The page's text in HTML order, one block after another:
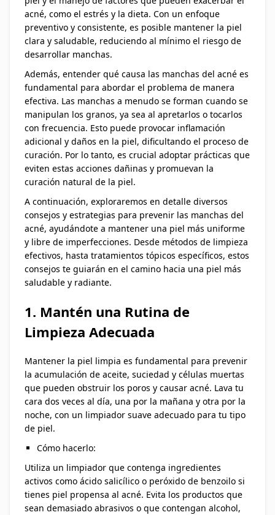
acné, como el estrés y la dieta. Con un enfoque
preventivo y consistente, es posible mantener la piel
clara y saludable, reduciendo al mínimo el riesgo de
desarrollar manchas.
Además, entender qué causa las manchas del acné es
fundamental para abordar el problema de manera
efectiva. Las manchas a menudo se forman cuando se
manipulan los granos, ya sea al apretarlos o tocarlos
con frecuencia. Esto puede provocar inflamación
adicional y daños en la piel, dificultando el proceso de
curación. Por lo tanto, es crucial adoptar prácticas que
eviten estas acciones dañinas y promuevan la
curación natural de la piel.
A continuación, exploraremos en detalle diversos
consejos y estrategias para prevenir las manchas del
acné, ayudándote a mantener una piel más uniforme
y libre de imperfecciones. Desde métodos de limpieza
efectivos, hasta tratamientos tópicos específicos, estos
consejos te guiarán en el camino hacia una piel más
saludable y radiante.
1. Mantén una Rutina de
Limpieza Adecuada
Mantener la piel limpia es fundamental para prevenir
la acumulación de aceite, suciedad y células muertas
que pueden obstruir los poros y causar acné. Lava tu
cara dos veces al día, una por la mañana y otra por la
noche, con un limpiador suave adecuado para tu tipo
de piel.
Cómo hacerlo:
Utiliza un limpiador que contenga ingredientes
activos como ácido salicílico o peróxido de benzoilo si
tienes piel propensa al acné. Evita los productos que
sean demasiado abrasivos o que contengan alcohol,